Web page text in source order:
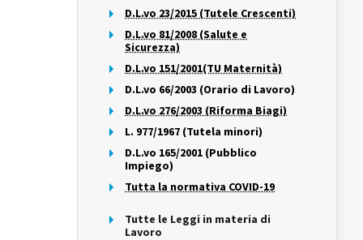
D.L.vo 23/2015 (Tutele Crescenti)
D.L.vo 81/2008 (Salute e
Sicurezza)
D.L.vo 151/2001(TU Maternità)
D.L.vo 66/2003 (Orario di Lavoro)
D.L.vo 276/2003 (Riforma Biagi)
L. 977/1967 (Tutela minori)
D.L.vo 165/2001 (Pubblico
Impiego)
Tutta la normativa COVID-19
Tutte le Leggi in materia di
Lavoro